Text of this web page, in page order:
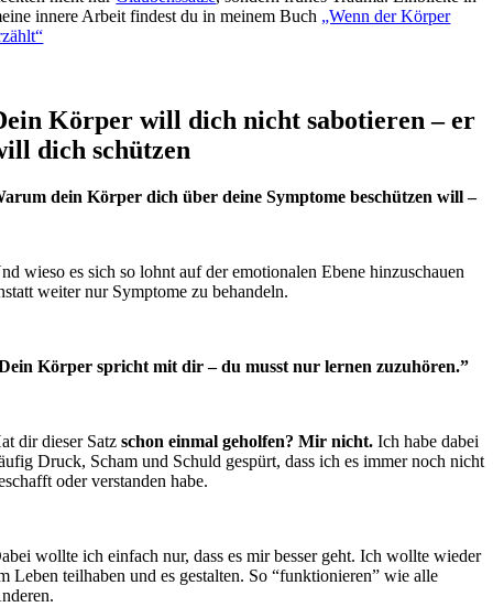
innere Arbeit findest du in meinem Buch „Wenn der Körper
Körper will dich nicht sabotieren – er
dich schützen
dein Körper dich über deine Symptome beschützen will –
wieso es sich so lohnt auf der emotionalen Ebene hinzuschauen
weiter nur Symptome zu behandeln.
Körper spricht mit dir – du musst nur lernen zuzuhören.”
dir dieser Satz schon einmal geholfen? Mir nicht.Ich habe dabei
Druck, Scham und Schuld gespürt, dass ich es immer noch nicht
oder verstanden habe.
wollte ich einfach nur, dass es mir besser geht. Ich wollte wieder
Leben teilhaben und es gestalten. So “funktionieren” wie alle